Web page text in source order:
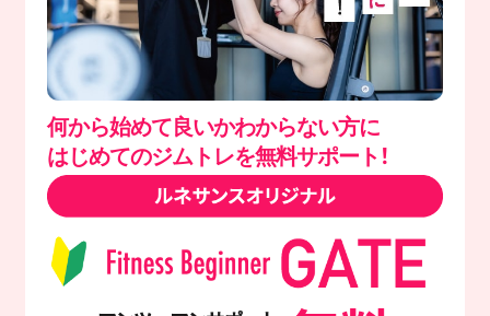
何から始めて良いかわからない方に
はじめてのジムトレを無料サポート！